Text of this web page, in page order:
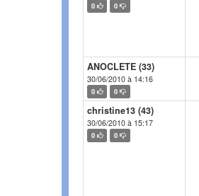
0 0
ANOCLETE (33)
30/06/2010 à 14:16
0 0
christine13 (43)
30/06/2010 à 15:17
0 0